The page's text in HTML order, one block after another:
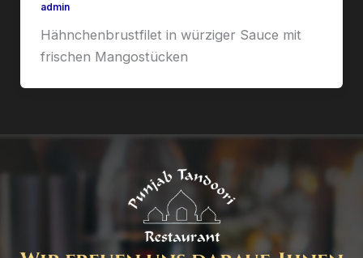
admin
Hähnchenbrustfilet in würziger Sauce mit
frischen Mangostücken